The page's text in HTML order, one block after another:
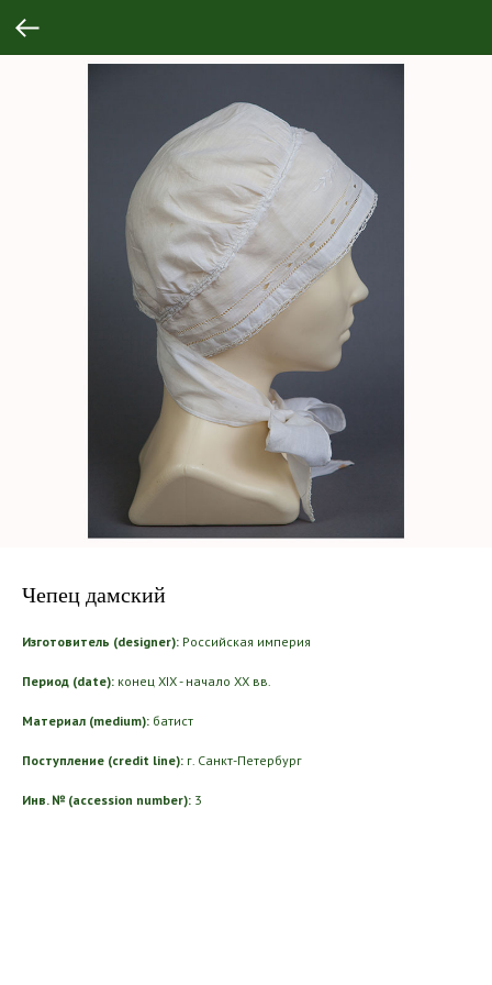
Чепец дамский
Изготовитель (designer): Российская империя
Период (date): конец XIX - начало ХХ вв.
Материал (medium): батист
Поступление (credit line): г. Санкт-Петербург
Инв. № (accession number): 3